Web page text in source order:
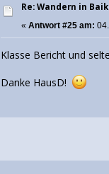
Re: Wandern in
«Antwort #25 am:
Klasse Bericht und
Danke HausD!